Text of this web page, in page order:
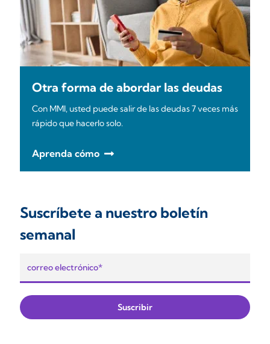
Otra forma de abordar las deudas
Con MMI, usted puede salir de las deudas 7 veces más
rápido que hacerlo solo.
Aprenda cómo
Suscríbete a nuestro boletín
semanal